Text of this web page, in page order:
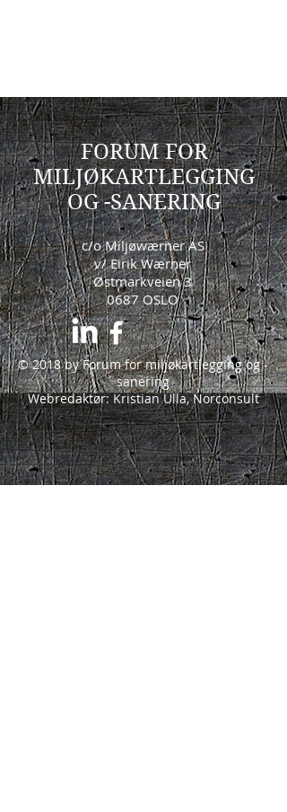
FORUM FOR
MILJØKARTLEGGING
OG -SANERING
c/o Miljøwærner AS
v/ Eirik Wærner
Østmarkveien 3
0687 OSLO
© 2018 by Forum for miljøkartlegging og -
sanering
Webredaktør: Kristian Ulla, Norconsult